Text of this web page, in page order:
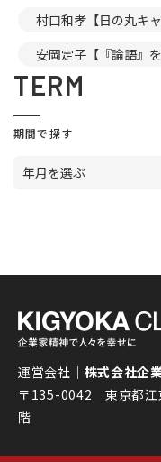
村口和孝【日の丸キ
安岡定子【『論語』
TERM
期間で探す
年月を選ぶ
運営会社｜ 株式会社企
〒135-0042 東京都江
階